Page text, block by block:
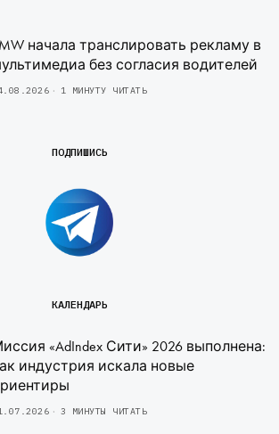
начала транслировать рекламу в
без согласия водителей
1 МИНУТУ ЧИТАТЬ
ПОДПИШИСЬ
КАЛЕНДАРЬ
«AdIndex Сити» 2026 выполнена:
индустрия искала новые
3 МИНУТЫ ЧИТАТЬ